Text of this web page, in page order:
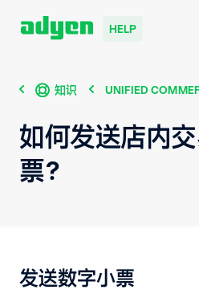
HELP
知识 UNIFIED
如何发送店内
票？
发送数字小票